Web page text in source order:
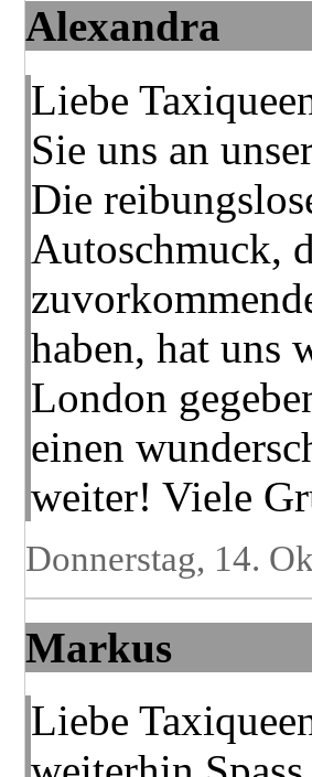
Alexandra
Liebe
Sie uns an
Die
Autoschmuck,
haben, hat uns
London
einen
weiter! Viele
Donnerstag, 14.
Markus
Liebe